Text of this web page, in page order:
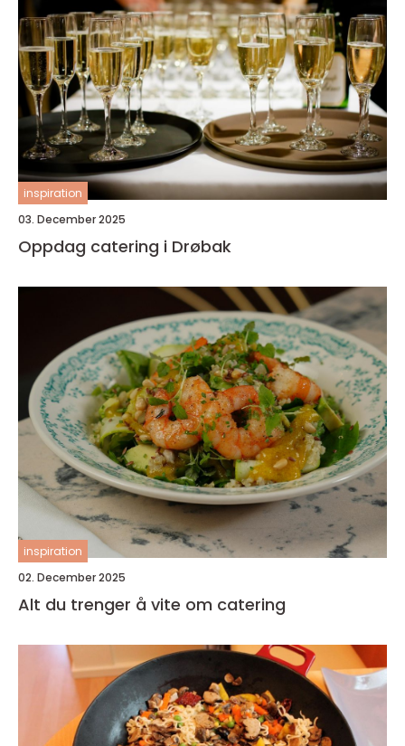
inspiration
03. December 2025
Oppdag catering i Drøbak
inspiration
02. December 2025
Alt du trenger å vite om catering